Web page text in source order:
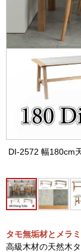
DI-2572 幅180cm
タモ無垢材とメラ
高級木材の天然木